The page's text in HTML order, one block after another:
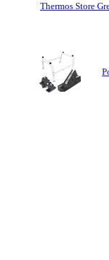
Thermos Store